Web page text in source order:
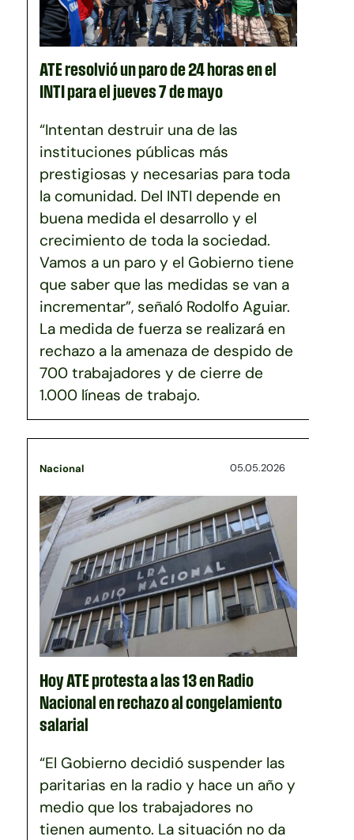
ATE resolvió un paro de 24 horas en el
INTI para el jueves 7 de mayo
“Intentan destruir una de las
instituciones públicas más
prestigiosas y necesarias para toda
la comunidad. Del INTI depende en
buena medida el desarrollo y el
crecimiento de toda la sociedad.
Vamos a un paro y el Gobierno tiene
que saber que las medidas se van a
incrementar”, señaló Rodolfo Aguiar.
La medida de fuerza se realizará en
rechazo a la amenaza de despido de
700 trabajadores y de cierre de
1.000 líneas de trabajo.
Nacional 05.05.2026
Hoy ATE protesta a las 13 en Radio
Nacional en rechazo al congelamiento
salarial
“El Gobierno decidió suspender las
paritarias en la radio y hace un año y
medio que los trabajadores no
tienen aumento. La situación no da